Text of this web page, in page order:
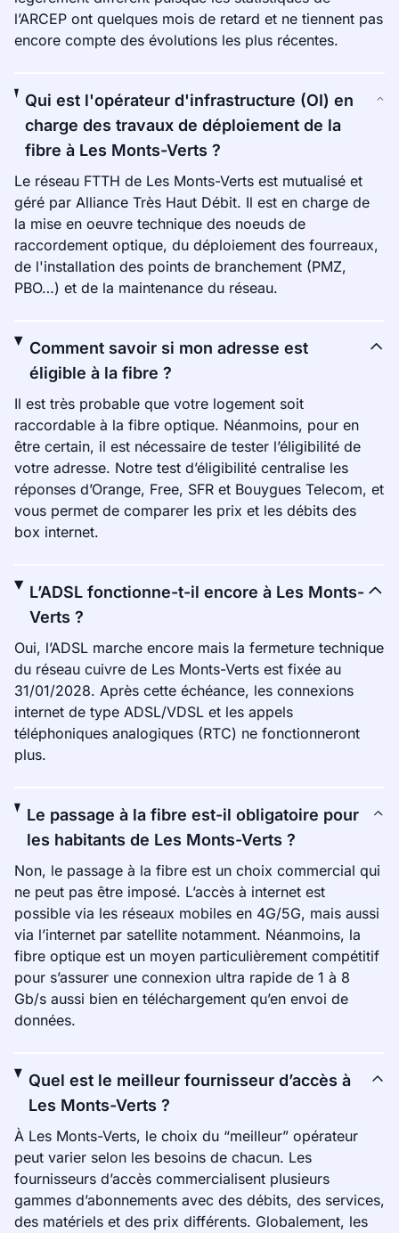
l’ARCEP ont quelques mois de retard et ne tiennent pas
encore compte des évolutions les plus récentes.
Qui est l'opérateur d'infrastructure (OI) en
charge des travaux de déploiement de la
fibre à Les Monts-Verts ?
Le réseau FTTH de Les Monts-Verts est mutualisé et
géré par Alliance Très Haut Débit. Il est en charge de
la mise en oeuvre technique des noeuds de
raccordement optique, du déploiement des fourreaux,
de l'installation des points de branchement (PMZ,
PBO…) et de la maintenance du réseau.
Comment savoir si mon adresse est
éligible à la fibre ?
Il est très probable que votre logement soit
raccordable à la fibre optique. Néanmoins, pour en
être certain, il est nécessaire de tester l’éligibilité de
votre adresse. Notre test d’éligibilité centralise les
réponses d’Orange, Free, SFR et Bouygues Telecom, et
vous permet de comparer les prix et les débits des
box internet.
L’ADSL fonctionne-t-il encore à Les Monts-
Verts ?
Oui, l’ADSL marche encore mais la fermeture technique
du réseau cuivre de Les Monts-Verts est fixée au
31/01/2028. Après cette échéance, les connexions
internet de type ADSL/VDSL et les appels
téléphoniques analogiques (RTC) ne fonctionneront
plus.
Le passage à la fibre est-il obligatoire pour
les habitants de Les Monts-Verts ?
Non, le passage à la fibre est un choix commercial qui
ne peut pas être imposé. L’accès à internet est
possible via les réseaux mobiles en 4G/5G, mais aussi
via l’internet par satellite notamment. Néanmoins, la
fibre optique est un moyen particulièrement compétitif
pour s’assurer une connexion ultra rapide de 1 à 8
Gb/s aussi bien en téléchargement qu’en envoi de
données.
Quel est le meilleur fournisseur d’accès à
Les Monts-Verts ?
À Les Monts-Verts, le choix du “meilleur” opérateur
peut varier selon les besoins de chacun. Les
fournisseurs d’accès commercialisent plusieurs
gammes d’abonnements avec des débits, des services,
des matériels et des prix différents. Globalement, les